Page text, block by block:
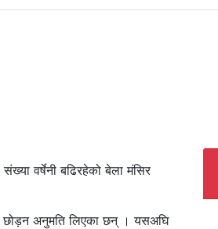
वर्षेनी बढिरहेको बेला मंसिर
छोड़न अनुमति लिएका छन् । यसअघि